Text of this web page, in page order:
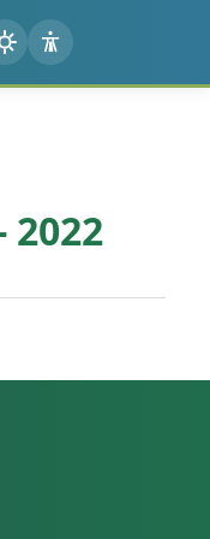
2022